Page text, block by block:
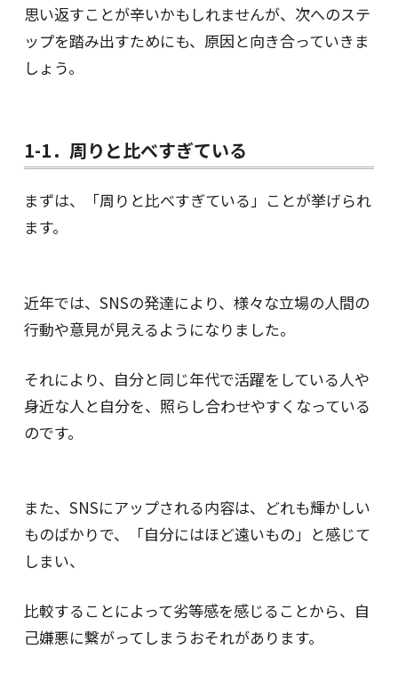
思い返すことが辛いかもしれませんが、次へのステ
ップを踏み出すためにも、原因と向き合っていきま
しょう。
1-1．周りと比べすぎている
まずは、「周りと比べすぎている」ことが挙げられ
ます。
近年では、SNSの発達により、様々な立場の人間の
行動や意見が見えるようになりました。
それにより、自分と同じ年代で活躍をしている人や
身近な人と自分を、照らし合わせやすくなっている
のです。
また、SNSにアップされる内容は、どれも輝かしい
ものばかりで、「自分にはほど遠いもの」と感じて
しまい、
比較することによって劣等感を感じることから、自
己嫌悪に繋がってしまうおそれがあります。